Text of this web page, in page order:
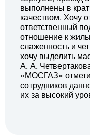
выполнены в
качеством. Хочу
ответственный
отношение к
слаженность и
хочу выделить
А. А.
«МОСГАЗ»
сотрудников
их за высокий